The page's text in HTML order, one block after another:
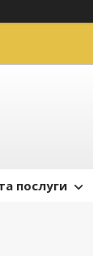
послуги